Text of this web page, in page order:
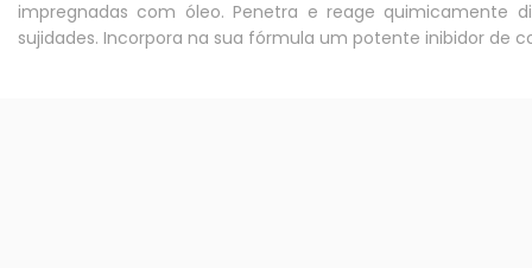
impregnadas com óleo. Penetra e reage quimicamente
sujidades. Incorpora na sua fórmula um potente inibidor de